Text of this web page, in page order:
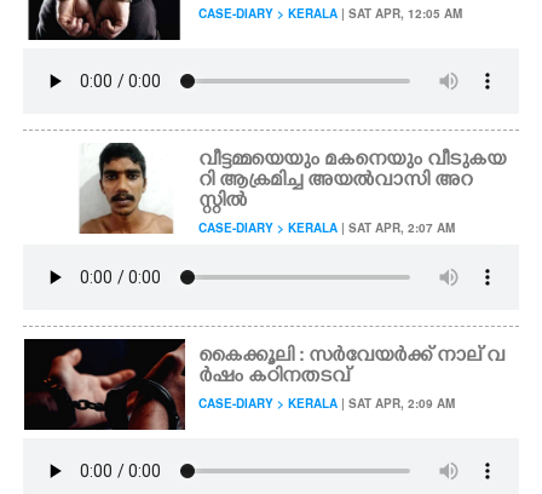
CASE-DIARY > KERALA | SAT APR, 12:05 AM
വീട്ടമ്മയെയും മകനെയും വീടുകയ
റി ആക്രമിച്ച അയൽവാസി അറ
സ്റ്റിൽ
CASE-DIARY > KERALA | SAT APR, 2:07 AM
കൈക്കൂലി : സർവേയർക്ക് നാല് വ
ർഷം കഠിനതടവ്
CASE-DIARY > KERALA | SAT APR, 2:09 AM